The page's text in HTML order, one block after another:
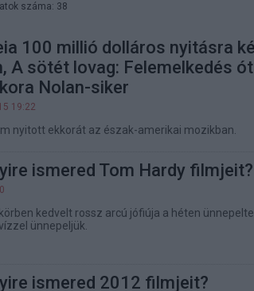
száma: 38
100 millió dolláros nyitásra
A sötét lovag: Felemelkedés
Nolan-siker
19:22
nyitott ekkorát az észak-amerikai mozikban.
ismered Tom Hardy filmjeit?
kedvelt rossz arcú jófiúja a héten ünnepelte
ünnepeljük.
ismered 2012 filmjeit?